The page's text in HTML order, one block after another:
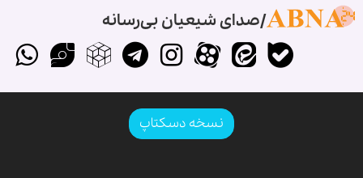
صدای شیعیان بی‌رسانه
نسخه دسکتاپ